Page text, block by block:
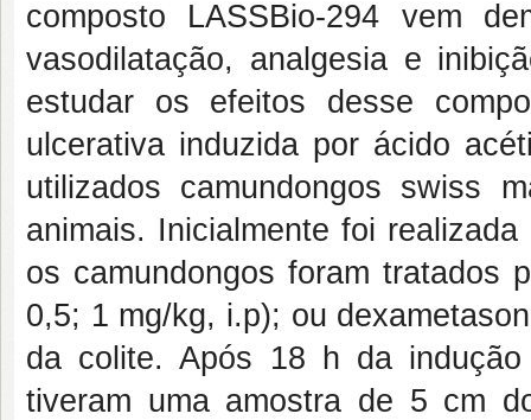
composto LASSBio-294 vem
vasodilatação, analgesia e
estudar os efeitos desse
ulcerativa induzida por ácido
utilizados camundongos swiss
animais. Inicialmente foi
os camundongos foram tratados
0,5; 1 mg/kg, i.p); ou
da colite. Após 18 h da
tiveram uma amostra de 5 cm